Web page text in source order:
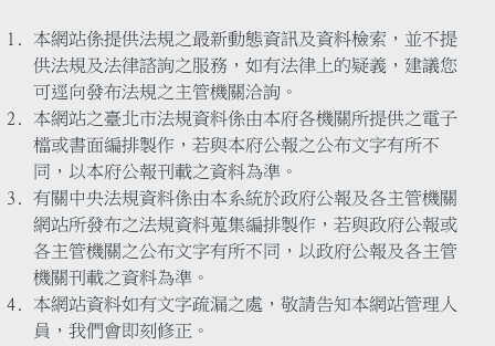
本網站係提供法規之最新動態資訊及資料檢索，並不提
供法規及法律諮詢之服務，如有法律上的疑義，建議您
可逕向發布法規之主管機關洽詢。
本網站之臺北市法規資料係由本府各機關所提供之電子
檔或書面編排製作，若與本府公報之公布文字有所不
同，以本府公報刊載之資料為準。
有關中央法規資料係由本系統於政府公報及各主管機關
網站所發布之法規資料蒐集編排製作，若與政府公報或
各主管機關之公布文字有所不同，以政府公報及各主管
機關刊載之資料為準。
本網站資料如有文字疏漏之處，敬請告知本網站管理人
員，我們會即刻修正。